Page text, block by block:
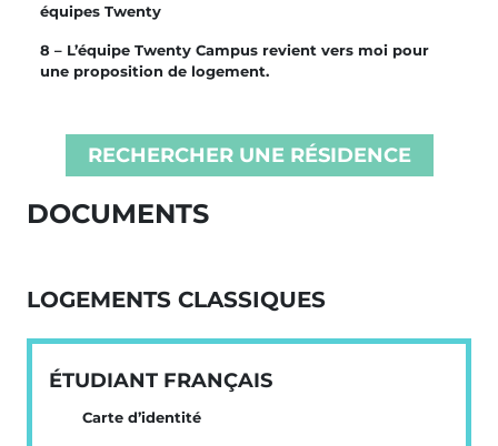
équipes Twenty
8 – L’équipe Twenty Campus revient vers moi pour
une proposition de logement.
RECHERCHER UNE RÉSIDENCE
DOCUMENTS
LOGEMENTS CLASSIQUES
ÉTUDIANT FRANÇAIS
Carte d’identité